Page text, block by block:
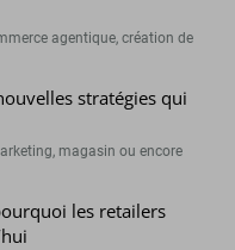
agentique, création de
stratégies qui
magasin ou encore
les retailers